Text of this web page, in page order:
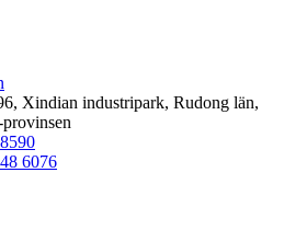
Xindian industripark, Rudong län,
6076